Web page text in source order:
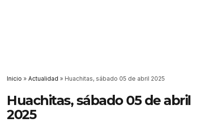
Inicio » Actualidad » Huachitas, sábado 05 de abril 2025
Huachitas, sábado 05 de abril
2025